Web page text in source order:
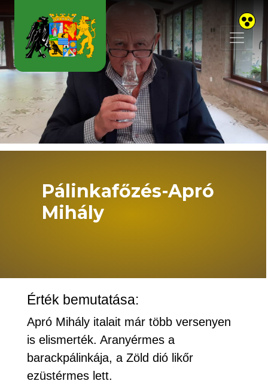
Pálinkafőzés-Apró
Mihály
Érték bemutatása:
Apró Mihály italait már több versenyen
is elismerték. Aranyérmes a
barackpálinkája, a Zöld dió likőr
ezüstérmes lett.